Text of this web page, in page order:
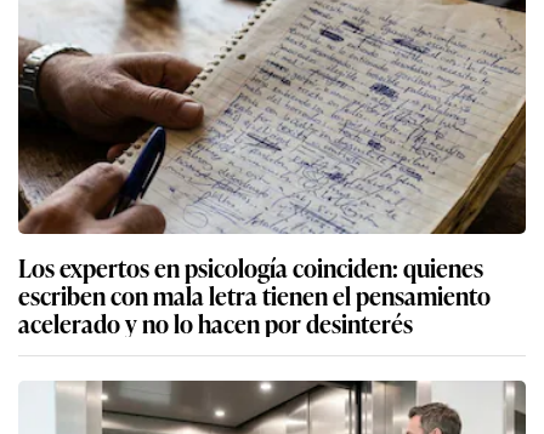
Los expertos en psicología coinciden: quienes
escriben con mala letra tienen el pensamiento
acelerado y no lo hacen por desinterés